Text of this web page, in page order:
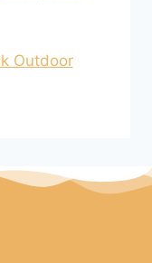
Outdoor